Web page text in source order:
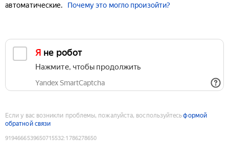
автоматические.
Почему это могло произойти?
Я не робот
Нажмите, чтобы продолжить
Yandex SmartCaptcha
Если у вас возникли проблемы, пожалуйста, воспользуйтесьформой
обратной связи
9194666539650715532:1786278650